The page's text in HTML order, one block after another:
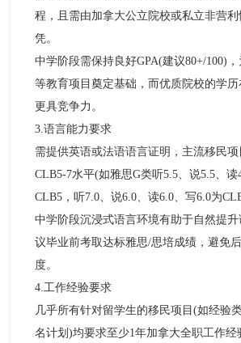
程，且需由加拿大公立院校或私立非营
凭。​
中学阶段需保持良好GPA(建议80+/100)
等教育项目奠定基础，而优质院校的学历
更具竞争力。​
3.语言能力要求​
需提供英语或法语语言证明，主流移民项
CLB5-7水平(如雅思G类听5.5、说5.5、读
CLB5，听7.0、说6.0、读6.0、写6.0为
中学阶段沉浸式语言环境有助于自然提
议毕业前考取达标雅思/思培成绩，避免
度。​
4.工作经验要求​
几乎所有针对留学生的移民项目(如经验
名计划)均要求至少1年加拿大全职工作经